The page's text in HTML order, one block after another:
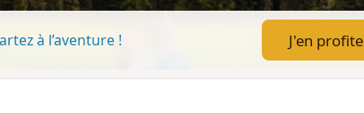
à l’aventure ! J'en profite